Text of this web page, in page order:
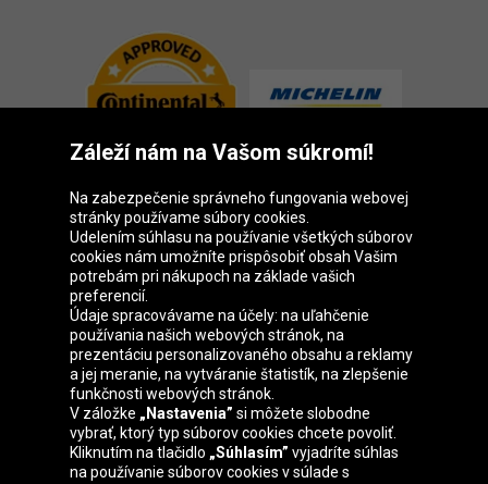
Skupina Oponeo
Belgique
Česká
republika
Deutschland Éire
España France Italia Magyarország
Záleží nám na Vašom súkromí!
Na zabezpečenie správneho fungovania webovej
stránky používame súbory cookies.
Udelením súhlasu na používanie všetkých súborov
cookies nám umožníte prispôsobiť obsah Vašim
potrebám pri nákupoch na základe vašich
preferencií.
Údaje spracovávame na účely: na uľahčenie
používania našich webových stránok, na
prezentáciu personalizovaného obsahu a reklamy
a jej meranie, na vytváranie štatistík, na zlepšenie
funkčnosti webových stránok.
V záložke „Nastavenia” si môžete slobodne
vybrať, ktorý typ súborov cookies chcete povoliť.
Kliknutím na tlačidlo „Súhlasím” vyjadríte súhlas
na používanie súborov cookies v súlade s